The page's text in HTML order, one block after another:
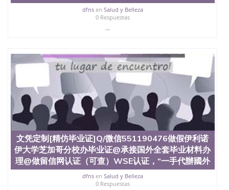
dfnsen Salud y Belleza
0 Respuestas
...
文凭定制[精仿毕业证]Q/微信551190476做假伊利诺
伊大学芝加哥分校办毕业证@承接国外全套毕业材料办
理@做留信网认证（可查）WSE认证，“一手代辦國外
dfnsen Salud y Belleza
0 Respuestas